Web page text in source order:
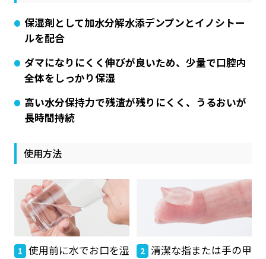
保湿剤として加水分解水添デンプンとイノシトー
ルを配合
ダマになりにくく伸びが良いため、少量で口腔内
全体をしっかり保湿
高い水分保持力で残渣が残りにくく、うるおいが
長時間持続
使用方法
1 使用前に水でお口を湿
2 清潔な指または手の甲